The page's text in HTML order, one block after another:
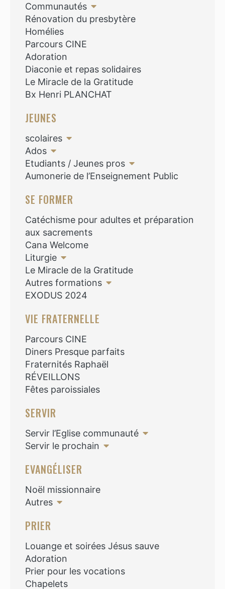
Communautés
Rénovation du presbytère
Homélies
Parcours CINE
Adoration
Diaconie et repas solidaires
Le Miracle de la Gratitude
Bx Henri PLANCHAT
JEUNES
scolaires
Ados
Etudiants / Jeunes pros
Aumonerie de l’Enseignement Public
SE FORMER
Catéchisme pour adultes et préparation
aux sacrements
Cana Welcome
Liturgie
Le Miracle de la Gratitude
Autres formations
EXODUS 2024
VIE FRATERNELLE
Parcours CINE
Diners Presque parfaits
Fraternités Raphaël
RÉVEILLONS
Fêtes paroissiales
SERVIR
Servir l’Eglise communauté
Servir le prochain
EVANGÉLISER
Noël missionnaire
Autres
PRIER
Louange et soirées Jésus sauve
Adoration
Prier pour les vocations
Chapelets